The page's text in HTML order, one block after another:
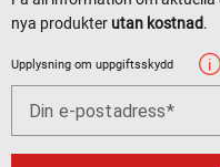
nya produkter utan kostnad.
Upplysning om uppgiftsskydd
Din e-postadress